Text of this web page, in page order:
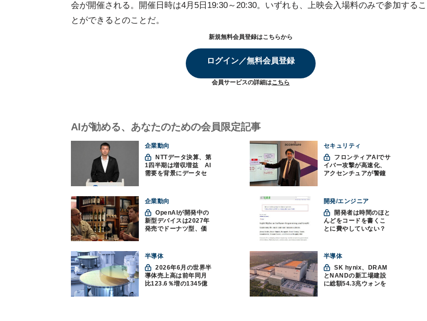
会が開催される。開催日時は4月5日19:30～20:30。いずれも、上映会入場料のみで参加するこ
とができるとのことだ。
新規無料会員登録はこちらから
ログイン／無料会員登録
会員サービスの詳細はこちら
AIが勧める、あなたのための会員限定記事
企業動向
1四半期は増収増益 AI
需要を背景にデータセ
セキュリティ
イバー攻撃が高速化、
アクセンチュアが警鐘
企業動向
OpenAIが開発中の
新型デバイスは2027年
発売でドーナツ型、価
開発/エンジニア
んどをコードを書くこ
とに費やしていない？
つの神話への賛否
半導体
2026年6月の世界半
導体売上高は前年同月
比123.6％増の1345億
半導体
SK hynix、DRAM
とNANDの新工場建設
に総額54.3兆ウォンを